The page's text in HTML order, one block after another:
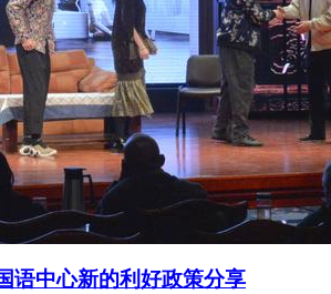
语中心新的利好政策分享